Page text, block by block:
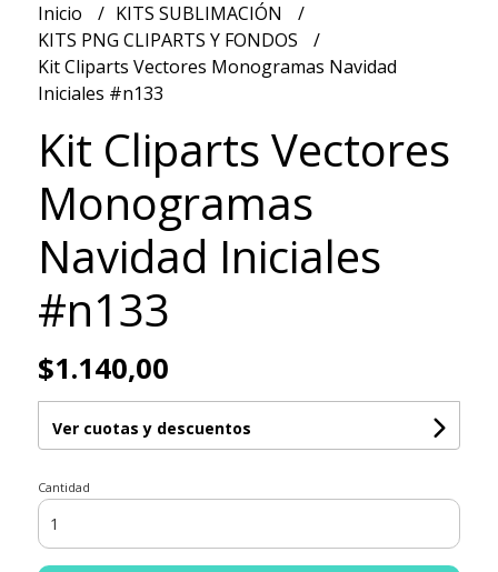
Inicio
KITS SUBLIMACIÓN
KITS PNG CLIPARTS Y FONDOS
Kit Cliparts Vectores Monogramas Navidad
Iniciales #n133
Kit Cliparts Vectores
Monogramas
Navidad Iniciales
#n133
$1.140,00
Ver cuotas y descuentos
Cantidad